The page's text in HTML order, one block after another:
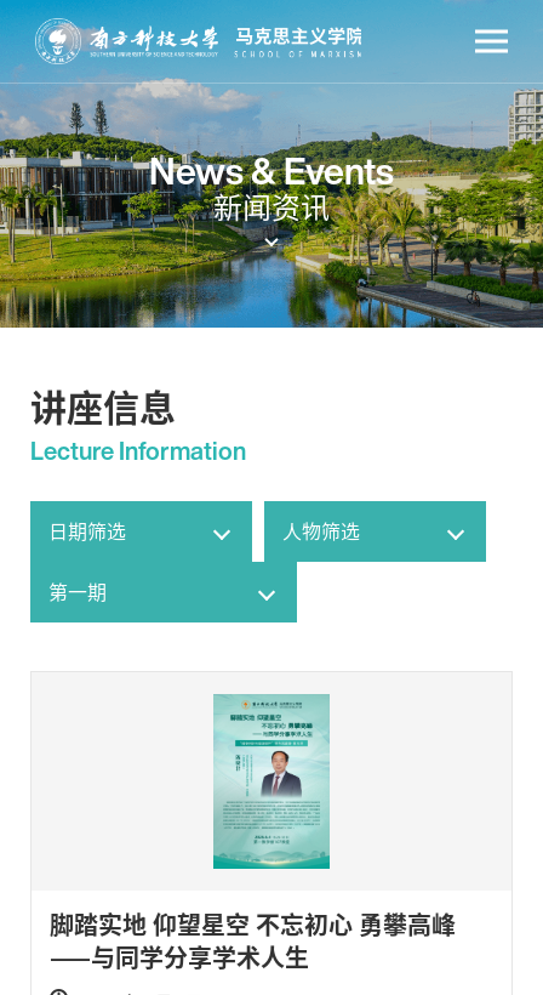
News & Events
新闻资讯
讲座信息
Lecture Information
脚踏实地 仰望星空 不忘初心 勇攀高峰
——与同学分享学术人生